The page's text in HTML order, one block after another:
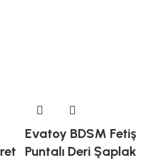
Evatoy BDSM Fetiş
Puntalı Deri Şaplak